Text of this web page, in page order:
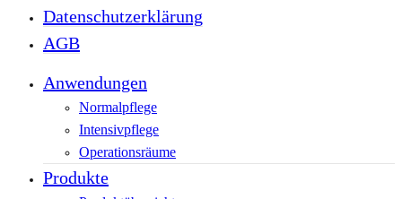
Datenschutzerklärung
AGB
Anwendungen
Normalpflege
Intensivpflege
Operationsräume
Produkte